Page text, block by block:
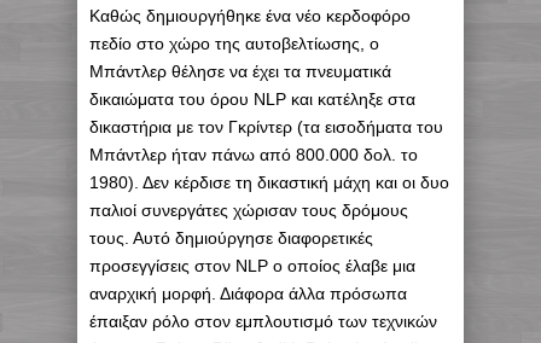
Καθώς δημιουργήθηκε ένα νέο κερδοφόρο
πεδίο στο χώρο της αυτοβελτίωσης, ο
Μπάντλερ θέλησε να έχει τα πνευματικά
δικαιώματα του όρου NLP και κατέληξε στα
δικαστήρια με τον Γκρίντερ (τα εισοδήματα του
Μπάντλερ ήταν πάνω από 800.000 δολ. το
1980). Δεν κέρδισε τη δικαστική μάχη και οι δυο
παλιοί συνεργάτες χώρισαν τους δρόμους
τους. Αυτό δημιούργησε διαφορετικές
προσεγγίσεις στον NLP ο οποίος έλαβε μια
αναρχική μορφή. Διάφορα άλλα πρόσωπα
έπαιξαν ρόλο στον εμπλουτισμό των τεχνικών